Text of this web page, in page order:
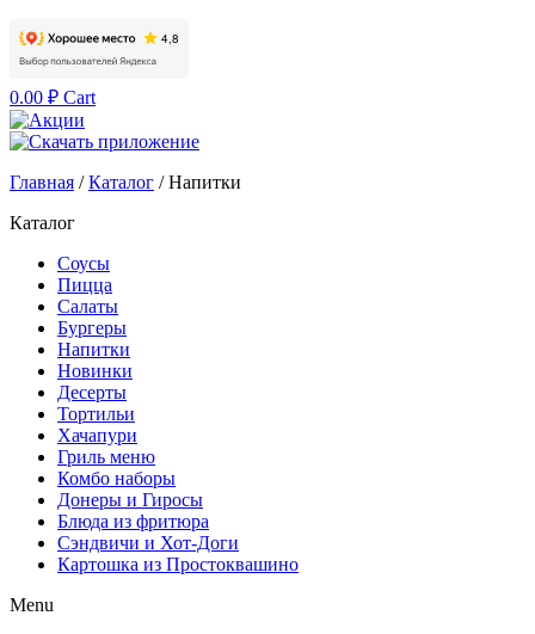
0.00 ₽ Cart
Главная /Каталог /Напитки
Каталог
Соусы
Пицца
Салаты
Бургеры
Напитки
Новинки
Десерты
Тортильи
Хачапури
Гриль меню
Комбо наборы
Донеры и Гиросы
Блюда из фритюра
Сэндвичи и Хот-Доги
Картошка из Простоквашино
Menu